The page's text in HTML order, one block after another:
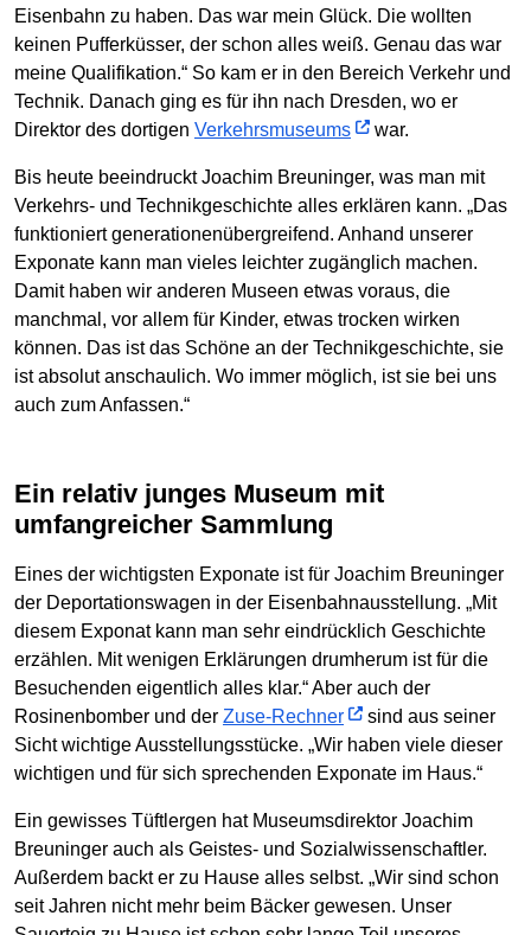
Eisenbahn zu haben. Das war mein Glück. Die wollten
keinen Pufferküsser, der schon alles weiß. Genau das war
meine Qualifikation.“ So kam er in den Bereich Verkehr und
Technik. Danach ging es für ihn nach Dresden, wo er
Direktor des dortigen Verkehrsmuseums war.
Bis heute beeindruckt Joachim Breuninger, was man mit
Verkehrs- und Technikgeschichte alles erklären kann. „Das
funktioniert generationenübergreifend. Anhand unserer
Exponate kann man vieles leichter zugänglich machen.
Damit haben wir anderen Museen etwas voraus, die
manchmal, vor allem für Kinder, etwas trocken wirken
können. Das ist das Schöne an der Technikgeschichte, sie
ist absolut anschaulich. Wo immer möglich, ist sie bei uns
auch zum Anfassen.“
Ein relativ junges Museum mit
umfangreicher Sammlung
Eines der wichtigsten Exponate ist für Joachim Breuninger
der Deportationswagen in der Eisenbahnausstellung. „Mit
diesem Exponat kann man sehr eindrücklich Geschichte
erzählen. Mit wenigen Erklärungen drumherum ist für die
Besuchenden eigentlich alles klar.“ Aber auch der
Rosinenbomber und der Zuse-Rechner
sind aus seiner
Sicht wichtige Ausstellungsstücke. „Wir haben viele dieser
wichtigen und für sich sprechenden Exponate im Haus.“
Ein gewisses Tüftlergen hat Museumsdirektor Joachim
Breuninger auch als Geistes- und Sozialwissenschaftler.
Außerdem backt er zu Hause alles selbst. „Wir sind schon
seit Jahren nicht mehr beim Bäcker gewesen. Unser